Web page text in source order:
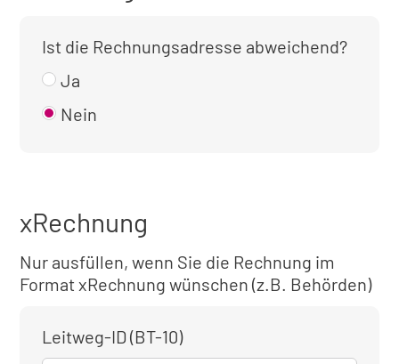
Ist die Rechnungsadresse abweichend?
Ja
Nein
xRechnung
Nur ausfüllen, wenn Sie die Rechnung im
Format xRechnung wünschen (z.B. Behörden)
Leitweg-ID (BT-10)